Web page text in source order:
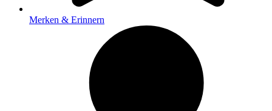
Merken & Erinnern